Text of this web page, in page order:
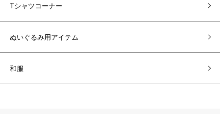
Tシャツコーナー
ぬいぐるみ用アイテム
和服